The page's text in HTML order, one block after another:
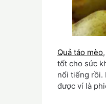
Quả táo mèo
tốt cho sức
nổi tiếng rồi.
được ví là